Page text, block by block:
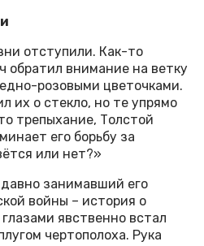
отступили. Как-то
обратил внимание на ветку
розовыми цветочками.
их о стекло, но те упрямо
трепыхание, Толстой
его борьбу за
или нет?»
занимавший его
войны – история о
явственно встал
чертополоха. Рука